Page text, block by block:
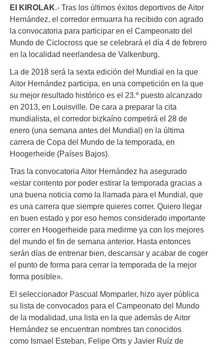
EI KIROLAK.- Tras los últimos éxitos deportivos de Aitor
Hernández, el corredor ermuarra ha recibido con agrado
la convocatoria para participar en el Campeonato del
Mundo de Ciclocross que se celebrará el día 4 de febrero
en la localidad neerlandesa de Valkenburg.
La de 2018 será la sexta edición del Mundial en la que
Aitor Hernández participa, en una competición en la que
su mejor resultado histórico es el 23.º puesto alcanzado
en 2013, en Louisville. De cara a preparar la cita
mundialista, el corredor bizkaíno competirá el 28 de
enero (una semana antes del Mundial) en la última
carrera de Copa del Mundo de la temporada, en
Hoogerheide (Países Bajos).
Tras la convocatoria Aitor Hernández ha asegurado
«estar contento por poder estirar la temporada gracias a
una buena noticia como la llamada para el Mundial, que
es una carrera que siempre quieres correr. Quiero llegar
en buen estado y por eso hemos considerado importante
correr en Hoogerheide para medirme ya con los mejores
del mundo el fin de semana anterior. Hasta entonces
serán días de entrenar bien, descansar y acabar de coger
el punto de forma para cerrar la temporada de la mejor
forma posible».
El seleccionador Pascual Momparler, hizo ayer pública
su lista de convocados para el Campeonato del Mundo
de la modalidad, una lista en la que además de Aitor
Hernández se encuentran nombres tan conocidos
como Ismael Esteban, Felipe Orts y Javier Ruíz de